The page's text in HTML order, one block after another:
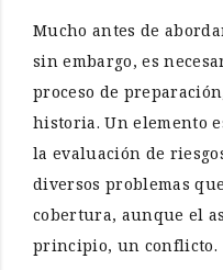
Mucho antes de
sin embargo, es
proceso de
historia. Un elemento
la evaluación de
diversos problemas
cobertura, aunque el
principio, un conflicto.